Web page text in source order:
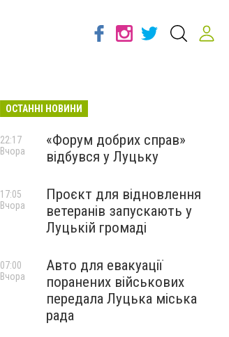
ОСТАННІ НОВИНИ
«Форум добрих справ»
відбувся у Луцьку
22:17
Вчора
Проєкт для відновлення
ветеранів запускають у
Луцькій громаді
17:05
Вчора
Авто для евакуації
поранених військових
передала Луцька міська
рада
07:00
Вчора